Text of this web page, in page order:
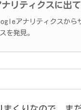
ナリティクスに出
アナリティクスから
を発見。